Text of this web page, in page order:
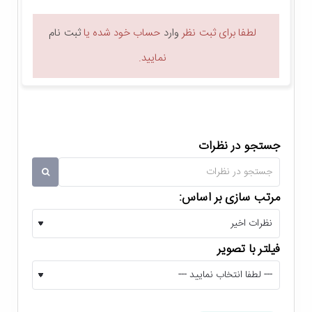
کند.
عملکرد عالی در زمینه فیلم برداری
لنز 13 مگاپیکسل با دریچه دیافراگم f/2.0 و قابلیت فوکوس
لطفا برای ثبت نظر وارد حساب خود شده یاثبت نام
نمایید.
جستجو در نظرات
مرتب سازی بر اساس:
فیلتر با تصویر